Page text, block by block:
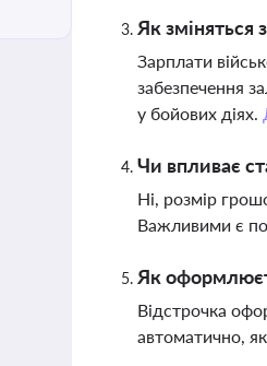
Як зміняться
Зарплати
забезпечення
у бойових діях.
Чи впливає
Ні, розмір
Важливими є
Як
Відстрочка
автоматично,